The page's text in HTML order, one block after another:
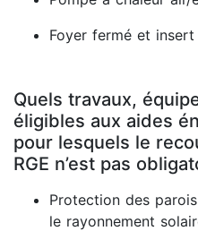
Foyer fermé et
Quels travaux,
éligibles aux aides
pour lesquels le
RGE n’est pas
Protection des
le rayonnement